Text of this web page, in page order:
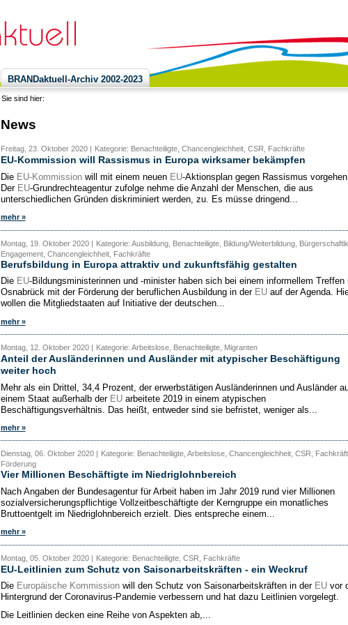
BRANDaktuell-Archiv 2002-2023
Sie sind hier:
News
Freitag, 23. Oktober 2020 | Kategorie: Benachteiligte, Chancengleichheit, CSR, Fachkräfte
EU-Kommission will Rassismus in Europa wirksamer bekämpfen
Die EU-Kommissionwill mit einem neuen EU-Aktionsplan gegen Rassismus
Der EU-Grundrechteagentur zufolge nehme die Anzahl der Menschen, die aus
unterschiedlichen Gründen diskriminiert werden, zu. Es müsse dringend...
mehr »
Montag, 19. Oktober 2020 | Kategorie: Ausbildung, Benachteiligte, Bildung/Weiterbildung,
Engagement, Chancengleichheit, Fachkräfte
Berufsbildung in Europa attraktiv und zukunftsfähig gestalten
Die EU-Bildungsministerinnen und -minister haben sich bei einem informellem Treffen
Osnabrück mit der Förderung der beruflichen Ausbildung in der EUauf der Agenda.
wollen die Mitgliedstaaten auf Initiative der deutschen...
mehr »
Montag, 12. Oktober 2020 | Kategorie: Arbeitslose, Benachteiligte, Migranten
Anteil der Ausländerinnen und Ausländer mit atypischer Beschäftigung
weiter hoch
Mehr als ein Drittel, 34,4 Prozent, der erwerbstätigen Ausländerinnen und Ausländer
einem Staat außerhalb der EUarbeitete 2019 in einem atypischen
Beschäftigungsverhältnis. Das heißt, entweder sind sie befristet, weniger als...
mehr »
Dienstag, 06. Oktober 2020 |
Kategorie: Benachteiligte, Arbeitslose, Chancengleichheit, CSR,
Förderung
Vier Millionen Beschäftigte im Niedriglohnbereich
Nach Angaben der Bundesagentur für Arbeit haben im Jahr 2019 rund vier Millionen
sozialversicherungspflichtige Vollzeitbeschäftigte der Kerngruppe ein monatliches
Bruttoentgelt im Niedriglohnbereich erzielt. Dies entspreche einem...
mehr »
Montag, 05. Oktober 2020 | Kategorie: Benachteiligte, CSR, Fachkräfte
EU-Leitlinien zum Schutz von Saisonarbeitskräften - ein Weckruf
Die Europäische Kommissionwill den Schutz von Saisonarbeitskräften in der EUvor
Hintergrund der Coronavirus-Pandemie verbessern und hat dazu Leitlinien vorgelegt.
Die Leitlinien decken eine Reihe von Aspekten ab,...